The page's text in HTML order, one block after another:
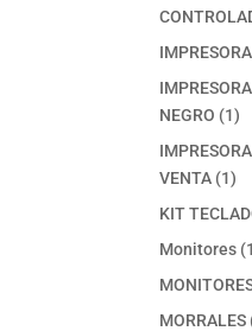
NEGRO
11
VENTA 11
KIT
Monitores
MORRALES